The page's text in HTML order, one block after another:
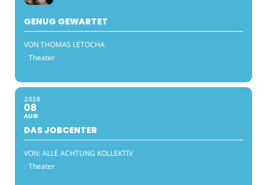
GENUG GEWARTET
VON THOMAS LETOCHA
: Theater
2026
08
AUG
DAS JOBCENTER
VON: ALLE ACHTUNG KOLLEKTIV
: Theater